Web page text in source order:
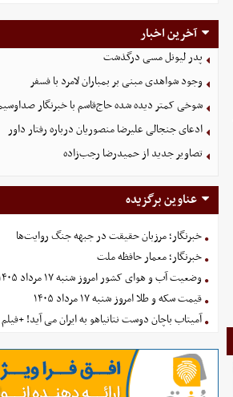
آخرین اخبار
پدر لیونل مسی درگذشت
وجود شواهدی مبنی بر بمباران لامرد با فسفر
شوخی کمتر دیده شده حاج‌قاسم با خبرنگار
ادعای جنجالی علیرضا منصوریان درباره رفتار داور
تصاویر جدید از حمیدرضا رجب‌زاده
عناوین برگزیده
خبرنگار؛ مرزبان حقیقت در جبهه جنگ روایت‌ها
خبرنگار؛ معمار حافظه ملت
وضعیت آب و هوای کشور امروز شنبه ۱۷ مرداد ۱۴۰۵
قیمت سکه و طلا امروز شنبه ۱۷ مرداد ۱۴۰۵
آمیتاب باچان دوست نتانیاهو به ایران می آید!